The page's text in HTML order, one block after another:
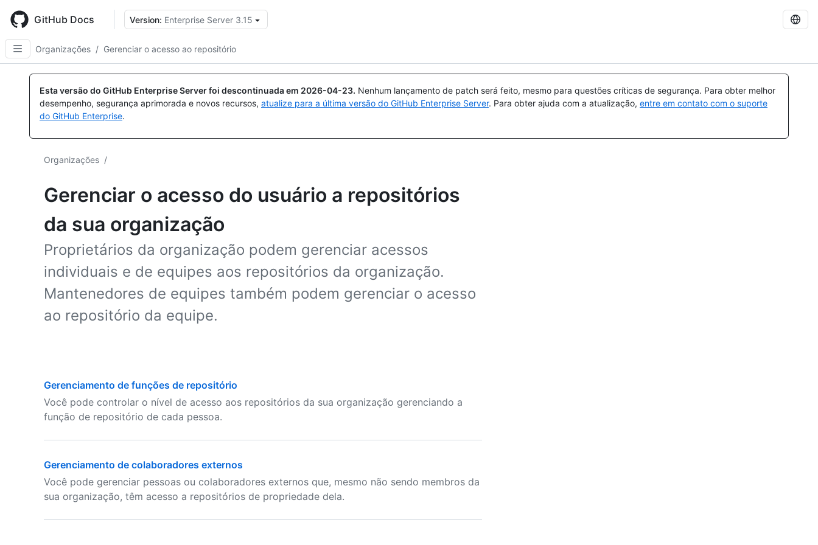
main
content
GitHub Docs Version: Enterprise Server 3.15
Organizações / Gerenciar o acesso ao repositório
Esta versão do GitHub Enterprise Server foi descontinuada em 2026-04-23. Nenhum lançamento de patch será feito, mesmo para questões críticas de segurança. Para obter melhor
desempenho, segurança aprimorada e novos recursos, atualize para a última versão do GitHub Enterprise Server. Para obter ajuda com a atualização, entre em contato com o suporte
do GitHub Enterprise.
Organizações /
Gerenciar o acesso do usuário a repositórios
da sua organização
Proprietários da organização podem gerenciar acessos
individuais e de equipes aos repositórios da organização.
Mantenedores de equipes também podem gerenciar o acesso
ao repositório da equipe.
Gerenciamento de funções de repositório
Você pode controlar o nível de acesso aos repositórios da sua organização gerenciando a
função de repositório de cada pessoa.
Gerenciamento de colaboradores externos
Você pode gerenciar pessoas ou colaboradores externos que, mesmo não sendo membros da
sua organização, têm acesso a repositórios de propriedade dela.